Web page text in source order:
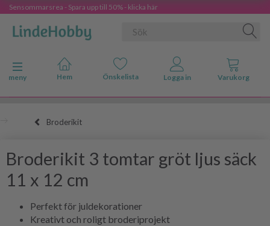
Sensommarsrea - Spara upp till 50% - klicka här
Ändra navigering
meny
Broderikit
Broderikit 3 tomtar gröt ljus säck
11 x 12 cm
Perfekt för juldekorationer
Kreativt och roligt broderiprojekt